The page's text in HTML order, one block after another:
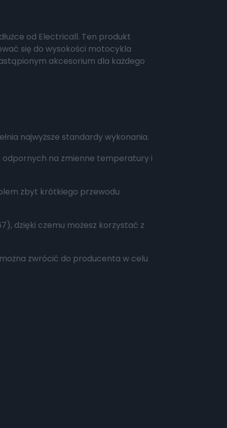
od Electricall. Ten produkt
się do wysokości motocykla
akcesorium dla każdego
najwyższe standardy wykonania.
odpornych na zmienne temperatury i
zbyt krótkiego przewodu
dzięki czemu możesz korzystać z
zwrócić do producenta w celu